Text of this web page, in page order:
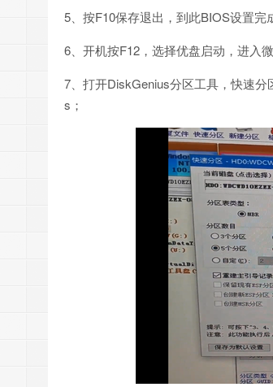
5、按F10保存退出，到此BIOS设置完
6、开机按F12，选择优盘启动，进入微
7、打开DiskGenius分区工具，快速
s；